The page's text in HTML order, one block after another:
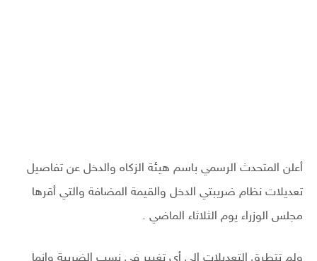
أعلن المتحدث الرسمي باسم هيئة الزكاه والدخل عن تفاصيل
تعديلات نظام ضريبتي الدخل والقيمة المضافة والتي أقرها
مجلس الوزراء يوم الثلاثاء الماضي .